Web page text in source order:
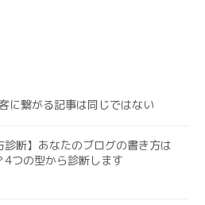
に繋がる記事は同じではない
診断】あなたのブログの書き方は
4つの型から診断します